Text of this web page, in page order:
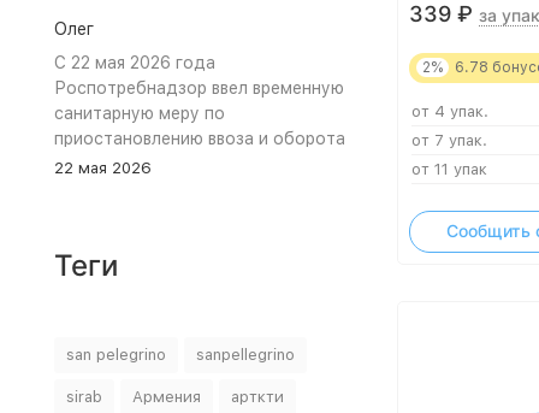
339 ₽ за
2% 6.78
от 4 упак.
от 7 упак.
от 11 упак
Сообщить
Олег
С 22 мая 2026 года
Роспотребнадзор ввел временную
санитарную меру по
приостановлению ввоза и оборота
на территории Российской
вода «Джермук», изготовитель
маркировке, что является
нарушением требований пункта 10
22 мая 2026
Теги
san pelegrino sanpellegrino
sirab Армения арткти